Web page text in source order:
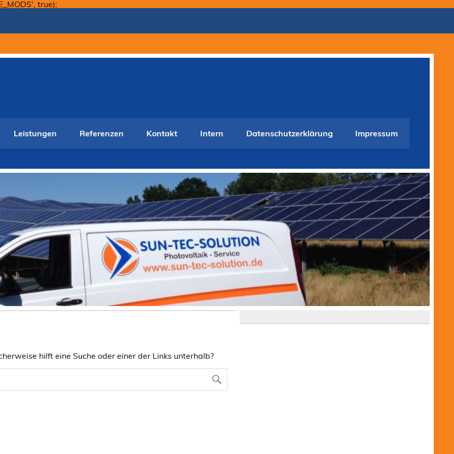
true);
Leistungen Referenzen Kontakt Intern Datenschutzerklärung Impressum
hilft eine Suche oder einer der Links unterhalb?